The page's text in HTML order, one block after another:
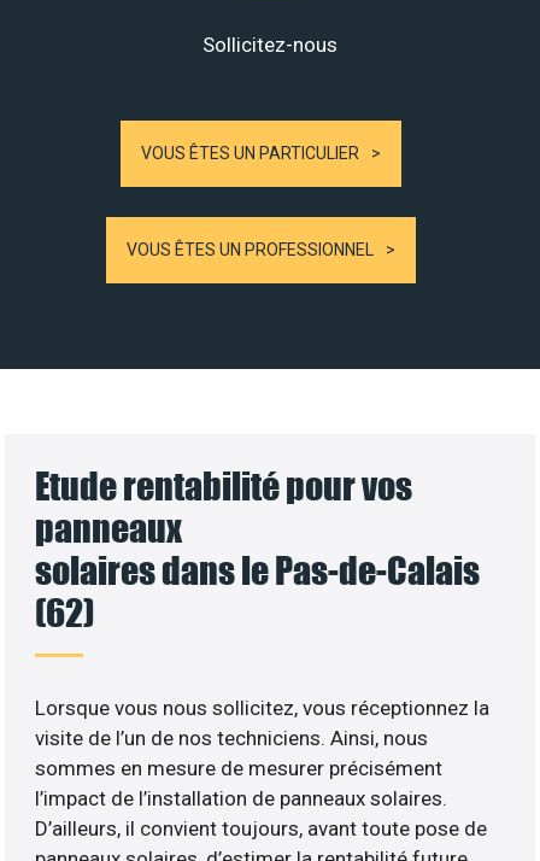
Sollicitez-nous
VOUS ÊTES UN PARTICULIER
VOUS ÊTES UN PROFESSIONNEL
Etude rentabilité pour vos
panneaux
solaires dans le Pas-de-Calais
(62)
Lorsque vous nous sollicitez, vous réceptionnez la
visite de l’un de nos techniciens. Ainsi, nous
sommes en mesure de mesurer précisément
l’impact de l’installation de panneaux solaires.
D’ailleurs, il convient toujours, avant toute pose de